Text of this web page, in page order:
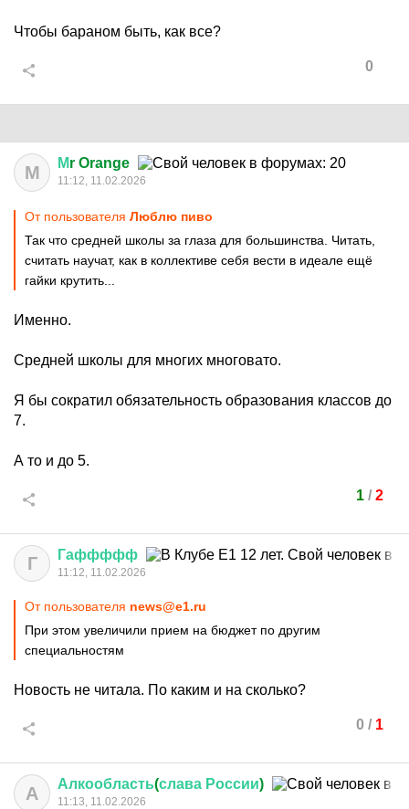
Чтобы бараном быть, как все?
0
М Мr Orange
11:12, 11.02.2026
От пользователя Люблю пиво
Так что средней школы за глаза для большинства. Читать,
считать научат, как в коллективе себя вести в идеале ещё
гайки крутить...
Именно.
Средней школы для многих многовато.
Я бы сократил обязательность образования классов до
7.
А то и до 5.
1/ 2
Г Гаффффф
11:12, 11.02.2026
От пользователя news@e1.ru
При этом увеличили прием на бюджет по другим
специальностям
Новость не читала. По каким и на сколько?
0 / 1
А Алкообласть(слава России)
11:13, 11.02.2026